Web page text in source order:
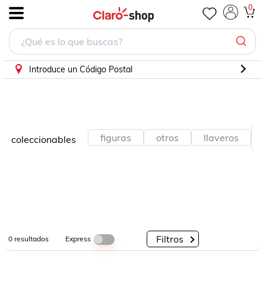
0
Introduce un Código Postal
coleccionables figuras otros llaveros
0resultados Express Filtros
PorCategorías
PorMarcas
PorDescuento